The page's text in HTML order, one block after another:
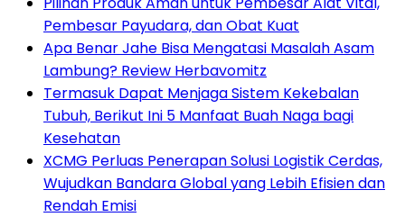
Pembesar Payudara, dan Obat Kuat
Apa Benar Jahe Bisa Mengatasi Masalah Asam
Lambung? Review Herbavomitz
Termasuk Dapat Menjaga Sistem Kekebalan
Tubuh, Berikut Ini 5 Manfaat Buah Naga bagi
Kesehatan
XCMG Perluas Penerapan Solusi Logistik Cerdas,
Wujudkan Bandara Global yang Lebih Efisien dan
Rendah Emisi